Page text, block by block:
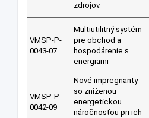
zdrojov.
VMSP-P-
0043-07
Multiutilitný systém
pre obchod a
hospodárenie s
energiami
VMSP-P-
0042-09
Nové impregnanty
so zníženou
energetickou
náročnosťou pri ich